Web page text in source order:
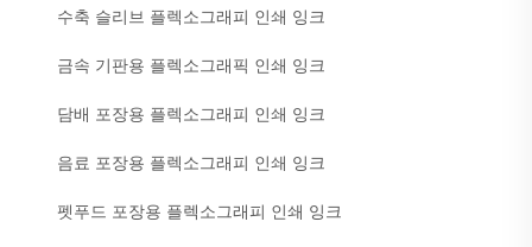
수축 슬리브 플렉소그래피 인쇄 잉크
금속 기판용 플렉소그래픽 인쇄 잉크
담배 포장용 플렉소그래피 인쇄 잉크
음료 포장용 플렉소그래피 인쇄 잉크
펫푸드 포장용 플렉소그래피 인쇄 잉크